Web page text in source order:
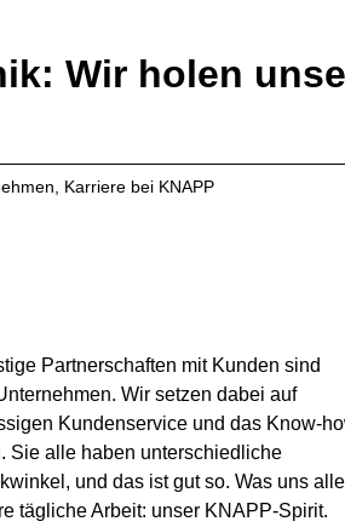
Wir holen
Karriere bei KNAPP
Partnerschaften mit Kunden sind
Wir setzen dabei auf
Kundenservice und das Know-
Sie alle haben unterschiedliche
und das ist gut so. Was uns alle
tägliche Arbeit: unser KNAPP-Spirit.